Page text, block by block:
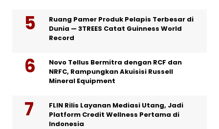
Ruang Pamer Produk Pelapis Terbesar di
Dunia — 3TREES Catat Guinness World
Record
Novo Tellus Bermitra dengan RCF dan
NRFC, Rampungkan Akuisisi Russell
Mineral Equipment
FLIN Rilis Layanan Mediasi Utang, Jadi
Platform Credit Wellness Pertama di
Indonesia